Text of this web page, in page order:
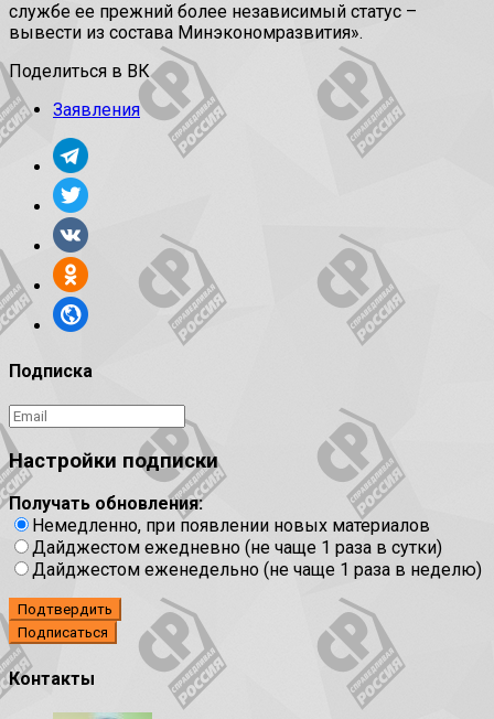
службе ее прежний более независимый статус –
вывести из состава Минэкономразвития».
Поделиться в ВК
Заявления
Подписка
Настройки подписки
Получать обновления:
Немедленно, при появлении новых материалов
Дайджестом ежедневно (не чаще 1 раза в сутки)
Дайджестом еженедельно (не чаще 1 раза в неделю)
Подтвердить
Контакты